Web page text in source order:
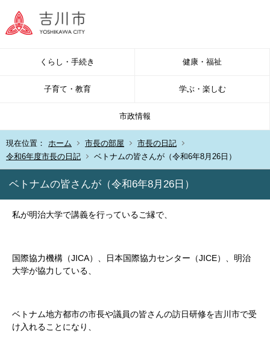
くらし・手続き 健康・福祉
子育て・教育 学ぶ・楽しむ
市政情報
現在位置： ホーム 市長の部屋
市長の日記
令和6年度市長の日記
ベトナムの皆さんが（令和6年8月26日）
ベトナムの皆さんが（令和6年8月26日）
私が明治大学で講義を行っているご縁で、
国際協力機構（JICA）、日本国際協力センター（JICE）、明治
大学が協力している、
ベトナム地方都市の市長や議員の皆さんの訪日研修を吉川市で受
け入れることになり、